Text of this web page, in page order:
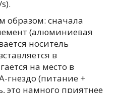
образом: сначала
(алюминиевая
носитель
в
на место в
гнездо (питание +
это намного приятнее